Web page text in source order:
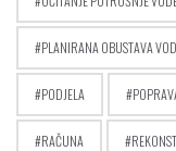
PLANIRANA OBUSTAVA
PODJELA
RAČUNA